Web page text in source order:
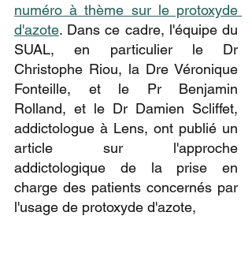
numéro à thème sur le protoxyde
d'azote. Dans ce cadre, l'équipe du
SUAL, en particulier le Dr
Christophe Riou, la Dre Véronique
Fonteille, et le Pr Benjamin
Rolland, et le Dr Damien Scliffet,
addictologue à Lens, ont publié un
article sur l'approche
addictologique de la prise en
charge des patients concernés par
l'usage de protoxyde d'azote,